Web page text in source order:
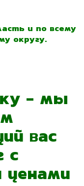
и по всему
округу.
- мы
вас
с